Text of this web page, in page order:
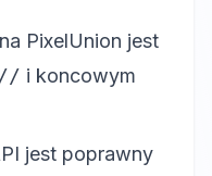
PixelUnion jest
i koncowym
jest poprawny